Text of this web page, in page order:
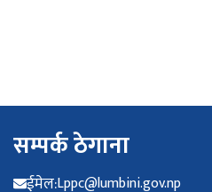
सम्पर्क ठेगाना
ईमेल:Lppc@lumbini.gov.np